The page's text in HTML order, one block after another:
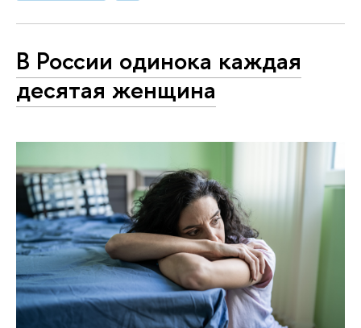
В России одинока каждая
десятая женщина